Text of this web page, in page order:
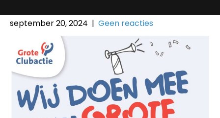
september 20, 2024 | Geen reacties